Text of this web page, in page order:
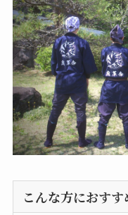
こんな方におすす